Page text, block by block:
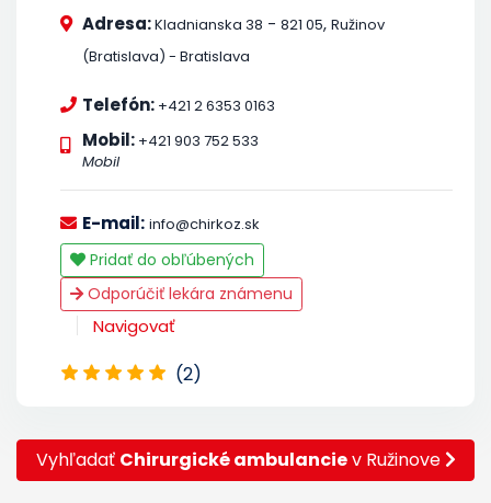
Adresa:Kladnianska 38 - 821 05, Ružinov
(Bratislava) - Bratislava
Telefón: +421 2 6353 0163
Mobil: +421 903 752 533
Mobil
E-mail: info@chirkoz.sk
Pridať do obľúbených
Odporúčiť lekára známenu
Navigovať
(2)
Vyhľadať Chirurgické ambulanciev Ružinove